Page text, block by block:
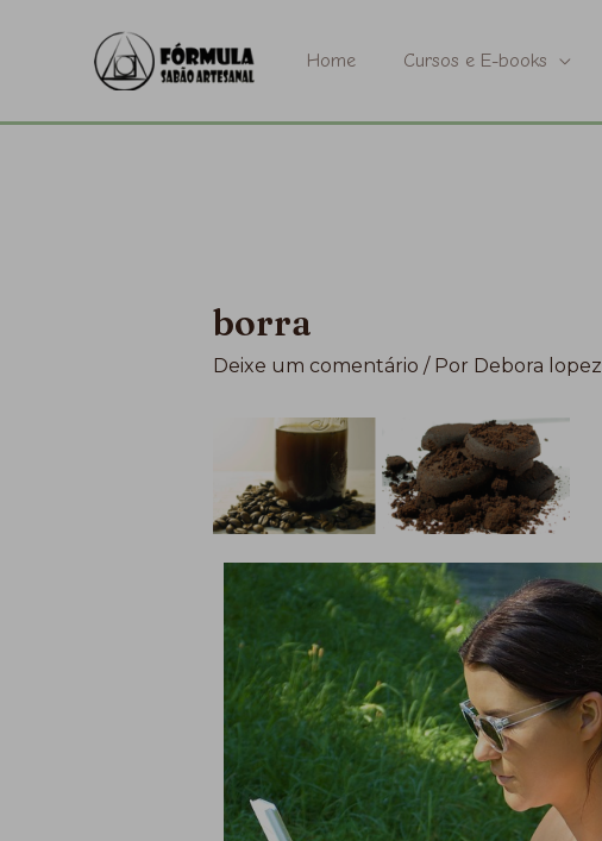
conteúdo
Home Cursos e E-books
borra
Deixe um comentário / Por Debora lopez